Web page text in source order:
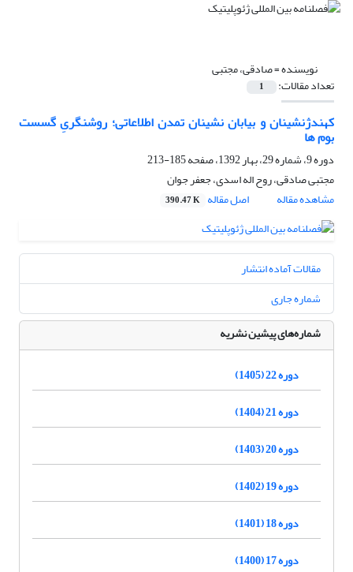
نویسنده =صادقی، مجتبی
تعداد مقالات: 1
کهندژنشینان و بیابان نشینان تمدن اطلاعاتی؛ روشنگریِ گسست
بوم ها
دوره 9، شماره 29، بهار 1392، صفحه
185-213
مجتبی صادقی، روح اله اسدی، جعفر جوان
مشاهده مقاله
اصل مقاله 390.47 K
مقالات آماده انتشار
شماره جاری
شماره‌های پیشین نشریه
دوره 22 (1405)
دوره 21 (1404)
دوره 20 (1403)
دوره 19 (1402)
دوره 18 (1401)
دوره 17 (1400)